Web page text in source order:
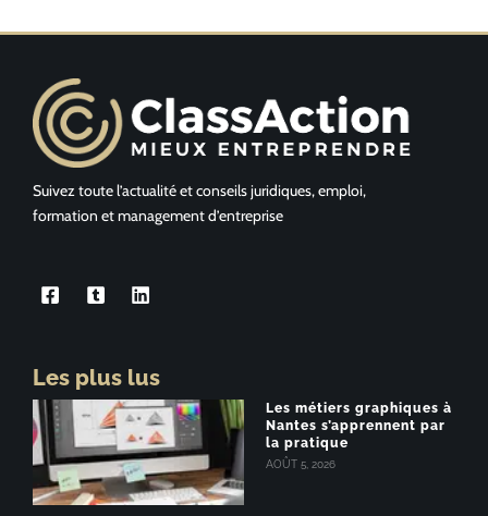
Suivez toute l’actualité et conseils juridiques, emploi,
formation et management d’entreprise
Les plus lus
Les métiers graphiques à
Nantes s’apprennent par
la pratique
AOÛT 5, 2026